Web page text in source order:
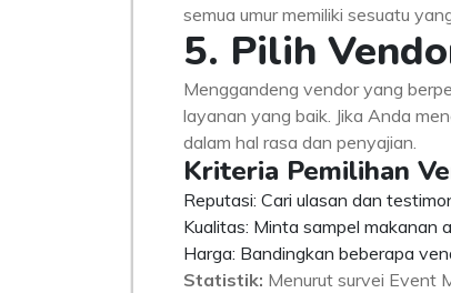
semua umur memiliki sesuatu
5. Pilih
Menggandeng vendor yang
layanan yang baik. Jika Anda
dalam hal rasa dan penyajian.
Kriteria Pemilihan
Reputasi: Cari ulasan dan
Kualitas: Minta sampel makanan
Harga: Bandingkan beberapa
Statistik: Menurut survei Event